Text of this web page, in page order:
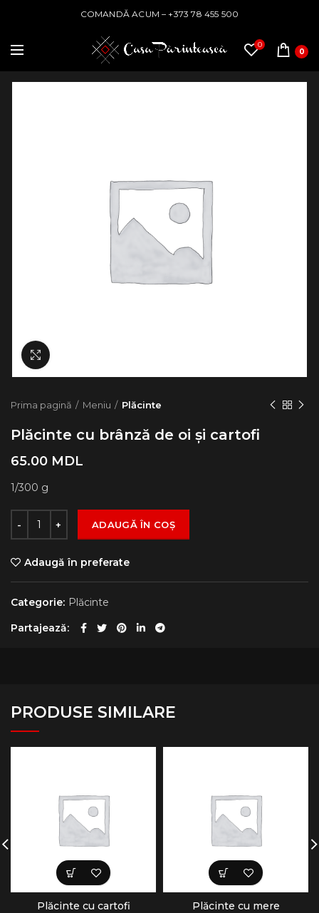
COMANDĂ ACUM – +373 78 455 500
0
0
Prima pagină Meniu Plăcinte
Plăcinte cu brânză de oi și cartofi
65.00 MDL
1/300 g
Cantitate Plăcinte cu brânză de oi și cartofi
ADAUGĂ ÎN COȘ
Adaugă în preferate
Categorie: Plăcinte
Partajează
PRODUSE SIMILARE
Plăcinte cu cartofi Plăcinte cu mere